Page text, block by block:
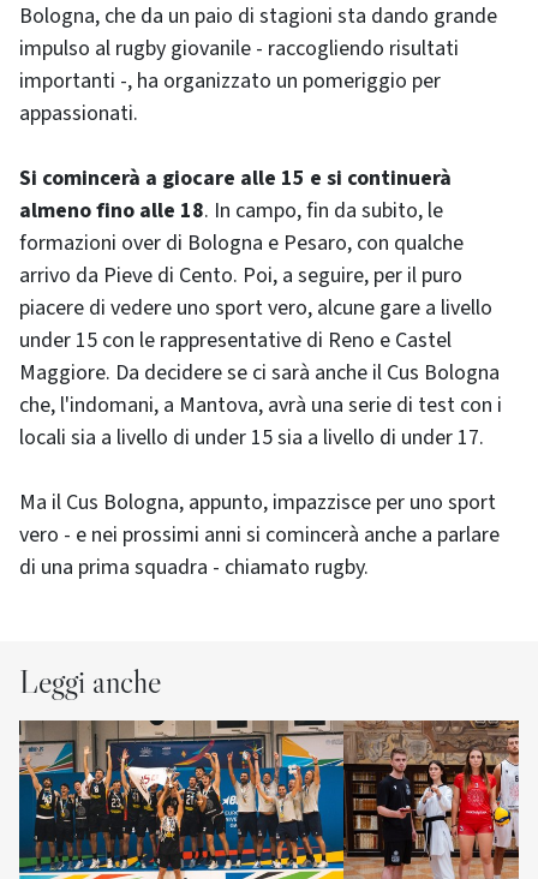
Bologna, che da un paio di stagioni sta dando grande
impulso al rugby giovanile - raccogliendo risultati
importanti -, ha organizzato un pomeriggio per
appassionati.
Si comincerà a giocare alle 15 e si continuerà
almeno fino alle 18. In campo, fin da subito, le
formazioni over di Bologna e Pesaro, con qualche
arrivo da Pieve di Cento. Poi, a seguire, per il puro
piacere di vedere uno sport vero, alcune gare a livello
under 15 con le rappresentative di Reno e Castel
Maggiore. Da decidere se ci sarà anche il Cus Bologna
che, l'indomani, a Mantova, avrà una serie di test con i
locali sia a livello di under 15 sia a livello di under 17.
Ma il Cus Bologna, appunto, impazzisce per uno sport
vero - e nei prossimi anni si comincerà anche a parlare
di una prima squadra - chiamato rugby.
Leggi anche